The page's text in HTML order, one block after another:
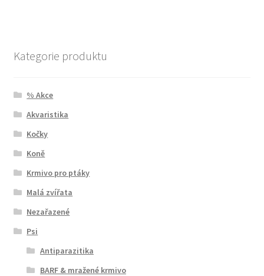
Kategorie produktu
% Akce
Akvaristika
Kočky
Koně
Krmivo pro ptáky
Malá zvířata
Nezařazené
Psi
Antiparazitika
BARF & mražené krmivo